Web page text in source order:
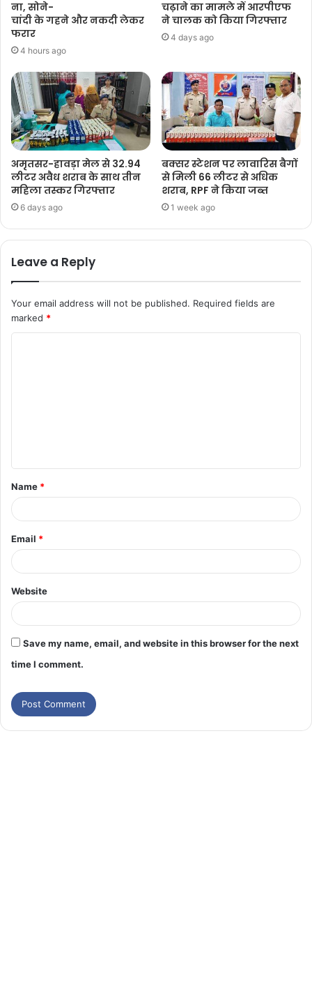
ना, सोने-
चांदी के गहने और नकदी लेकर
फरार
4 hours ago
चढ़ाने का मामले में आरपीएफ
ने चालक को किया गिरफ्तार
4 days ago
अमृतसर-हावड़ा मेल से 32.94
लीटर अवैध शराब के साथ तीन
महिला तस्कर गिरफ्तार
6 days ago
बक्सर स्टेशन पर लावारिस बैगों
से मिली 66 लीटर से अधिक
शराब, RPF ने किया जब्त
1 week ago
Leave a Reply
Your email address will not be published. Required fields are
marked *
Name *
Email *
Website
Save my name, email, and website in this browser for the next
time I comment.